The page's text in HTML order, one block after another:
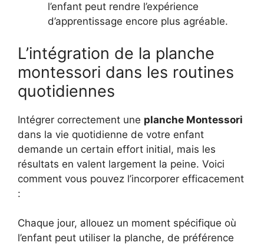
l’enfant peut rendre l’expérience
d’apprentissage encore plus agréable.
L’intégration de la planche
montessori dans les routines
quotidiennes
Intégrer correctement une planche Montessori
dans la vie quotidienne de votre enfant
demande un certain effort initial, mais les
résultats en valent largement la peine. Voici
comment vous pouvez l’incorporer efficacement
:
Chaque jour, allouez un moment spécifique où
l’enfant peut utiliser la planche, de préférence